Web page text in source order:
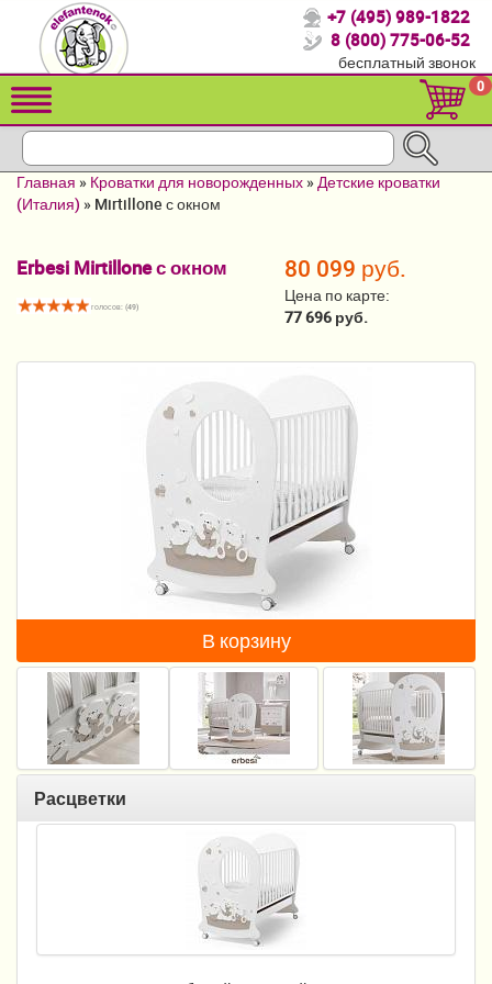
Спасибо, что выбрали нас!
Распродажа!
Детские коляски
Кроватки для новорожденных
Мебель и аксессуары
Постельные принадлежности
Манежи
Безопасность ребенка
Ходунки и прыгунки
Игры и развитие
Принадлежности для выписки
Сумки для мам и детей
+7 (495) 989-1822
8 (800) 775-06-52
бесплатный звонок
0
Главная » Кроватки для новорожденных »Детские кроватки
(Италия) » Mirtillone с окном
Erbesi Mirtillone с окном
голосов: (49)
80 099 руб.
Цена по карте:
77 696 руб.
В корзину
Расцветки